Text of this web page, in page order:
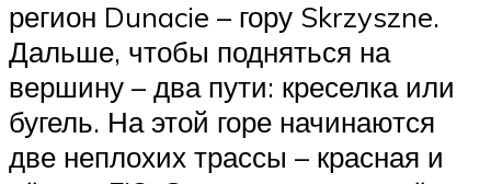
регион Dunacie – гору Skrzyszne.
Дальше, чтобы подняться на
вершину – два пути: креселка или
бугель. На этой горе начинаются
две неплохих трассы – красная и